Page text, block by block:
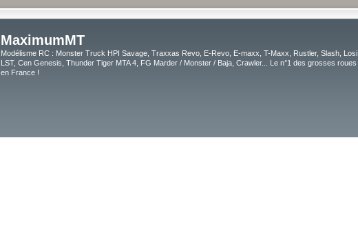
MaximumMT
Modélisme RC : Monster Truck HPI Savage, Traxxas Revo, E-Revo, E-maxx, T-Maxx, Rustler, Slash, Losi
LST, Cen Genesis, Thunder Tiger MTA 4, FG Marder / Monster / Baja, Crawler... Le n°1 des grosses roues
en France !